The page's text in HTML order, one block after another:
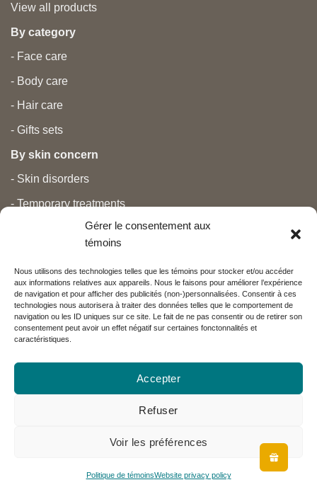
Gérer le consentement aux
témoins
Nous utilisons des technologies telles que les témoins pour stocker et/ou accéder
aux informations relatives aux appareils. Nous le faisons pour améliorer l’expérience
de navigation et pour afficher des publicités (non-)personnalisées. Consentir à ces
technologies nous autorisera à traiter des données telles que le comportement de
navigation ou les ID uniques sur ce site. Le fait de ne pas consentir ou de retirer son
consentement peut avoir un effet négatif sur certaines fonctonnalités et
caractéristiques.
Accepter
Refuser
Voir les préférences
Politique de témoinsWebsite privacy policy
View all products
By category
- Face care
- Body care
- Hair care
- Gifts sets
By skin concern
- Skin disorders
- Temporary treatments
- Pregnancy and newborns
- Anti aging and beauty
Nos partenaires
Copyright 2026 ©Emeu Charlevoix™